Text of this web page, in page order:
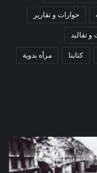
حوارات و تقارير
و تقاليد
كتابنا مرأه بدوية